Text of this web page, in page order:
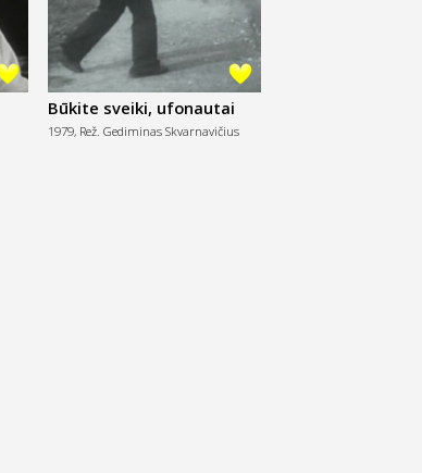
Būkite sveiki, ufonautai
1979, Rež. Gediminas Skvarnavičius